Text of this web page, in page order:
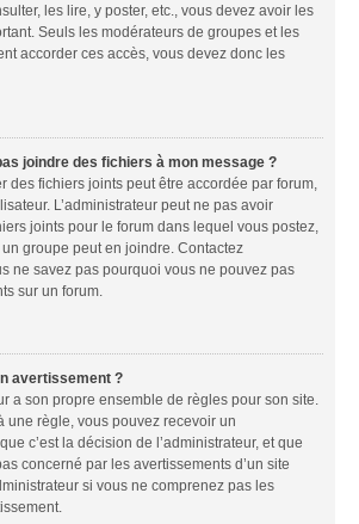
les lire, y poster, etc., vous devez avoir les
Seuls les modérateurs de groupes et les
accorder ces accès, vous devez donc les
joindre des fichiers à mon message ?
des fichiers joints peut être accordée par forum,
L’administrateur peut ne pas avoir
joints pour le forum dans lequel vous postez,
groupe peut en joindre. Contactez
ne savez pas pourquoi vous ne pouvez pas
sur un forum.
avertissement ?
a son propre ensemble de règles pour son site.
une règle, vous pouvez recevoir un
c’est la décision de l’administrateur, et que
concerné par les avertissements d’un site
si vous ne comprenez pas les